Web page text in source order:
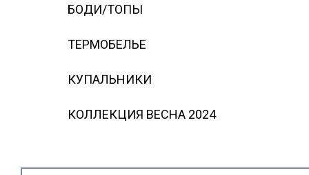
БОДИ/ТОПЫ
ТЕРМОБЕЛЬЕ
КУПАЛЬНИКИ
КОЛЛЕКЦИЯ ВЕСНА 2024